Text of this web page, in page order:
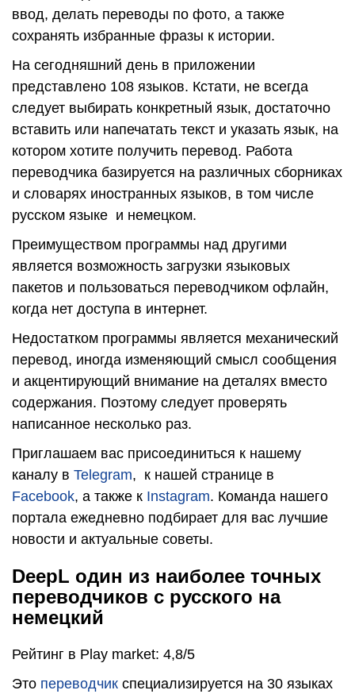
ввод, делать переводы по фото, а также
сохранять избранные фразы к истории.
На сегодняшний день в приложении
представлено 108 языков. Кстати, не всегда
следует выбирать конкретный язык, достаточно
вставить или напечатать текст и указать язык, на
котором хотите получить перевод. Работа
переводчика базируется на различных сборниках
и словарях иностранных языков, в том числе
русском языке и немецком.
Преимуществом программы над другими
является возможность загрузки языковых
пакетов и пользоваться переводчиком офлайн,
когда нет доступа в интернет.
Недостатком программы является механический
перевод, иногда изменяющий смысл сообщения
и акцентирующий внимание на деталях вместо
содержания. Поэтому следует проверять
написанное несколько раз.
Приглашаем вас присоединиться к нашему
каналу в Telegram, к нашей странице в
Facebook, а также к Instagram. Команда нашего
портала ежедневно подбирает для вас лучшие
новости и актуальные советы.
DeepL один из наиболее точных
переводчиков с русского на
немецкий
Рейтинг в Play market: 4,8/5
Это переводчик специализируется на 30 языках